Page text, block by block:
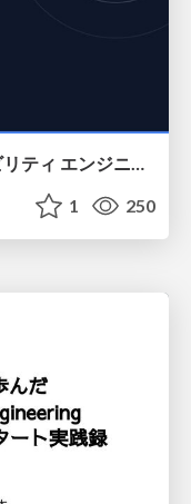
幻滅期を越える サイトリライアビリティ エンジニアリング
1 250